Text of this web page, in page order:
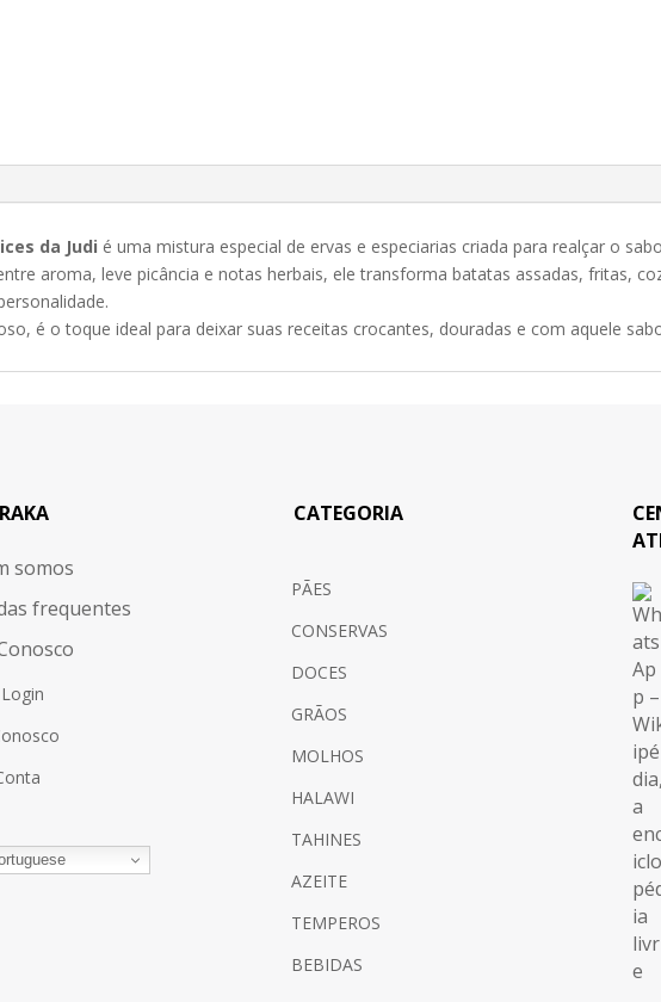
da Judi é uma mistura especial de ervas e especiarias criada para realçar o
aroma, leve picância e notas herbais, ele transforma batatas assadas, fritas,
é o toque ideal para deixar suas receitas crocantes, douradas e com aquele
somos
frequentes
CATEGORIA
PÃES
CONSERVAS
DOCES
GRÃOS
MOLHOS
HALAWI
TAHINES
AZEITE
TEMPEROS
BEBIDAS